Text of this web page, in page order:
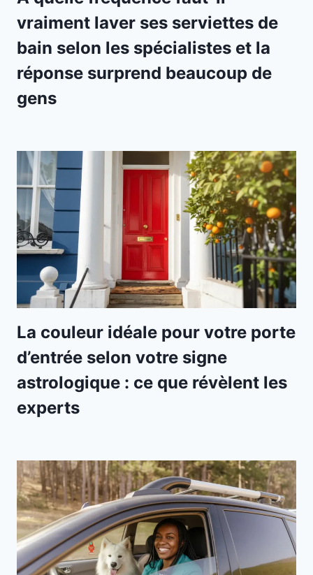
vraiment laver ses serviettes de
bain selon les spécialistes et la
réponse surprend beaucoup de
gens
La couleur idéale pour votre porte
d’entrée selon votre signe
astrologique : ce que révèlent les
experts